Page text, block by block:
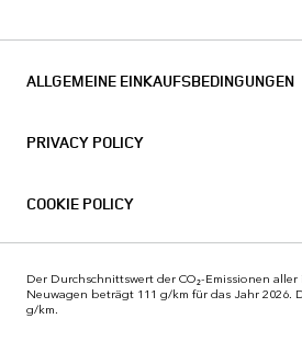
ALLGEMEINE EINKAUFSBEDINGUNGEN
PRIVACY POLICY
COOKIE POLICY
Der Durchschnittswert der CO₂-Emissionen
Neuwagen beträgt 111 g/km für das Jahr 2026.
g/km.